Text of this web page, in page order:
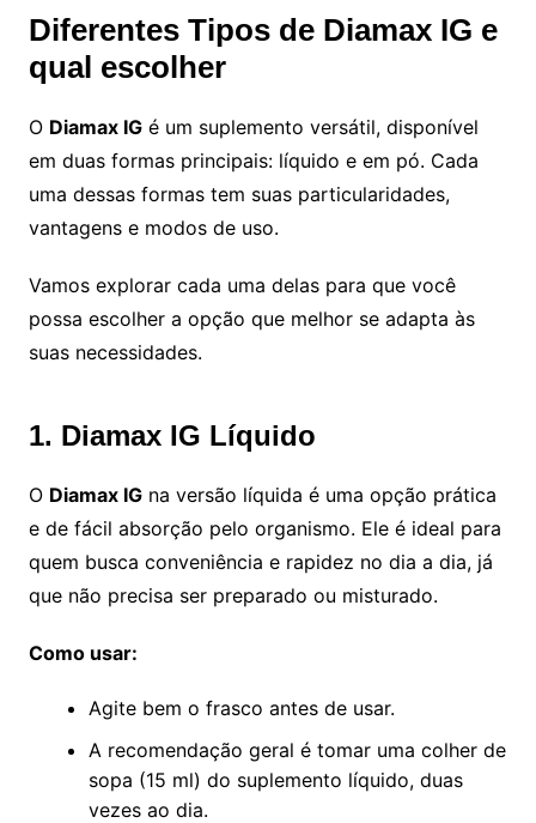
Diferentes Tipos de Diamax IG e
qual escolher
O Diamax IGé um suplemento versátil, disponível
em duas formas principais: líquido e em pó. Cada
uma dessas formas tem suas particularidades,
vantagens e modos de uso.
Vamos explorar cada uma delas para que você
possa escolher a opção que melhor se adapta às
suas necessidades.
1. Diamax IG Líquido
O Diamax IGna versão líquida é uma opção prática
e de fácil absorção pelo organismo. Ele é ideal para
quem busca conveniência e rapidez no dia a dia, já
que não precisa ser preparado ou misturado.
Como usar:
Agite bem o frasco antes de usar.
A recomendação geral é tomar uma colher de
sopa (15 ml) do suplemento líquido, duas
vezes ao dia.